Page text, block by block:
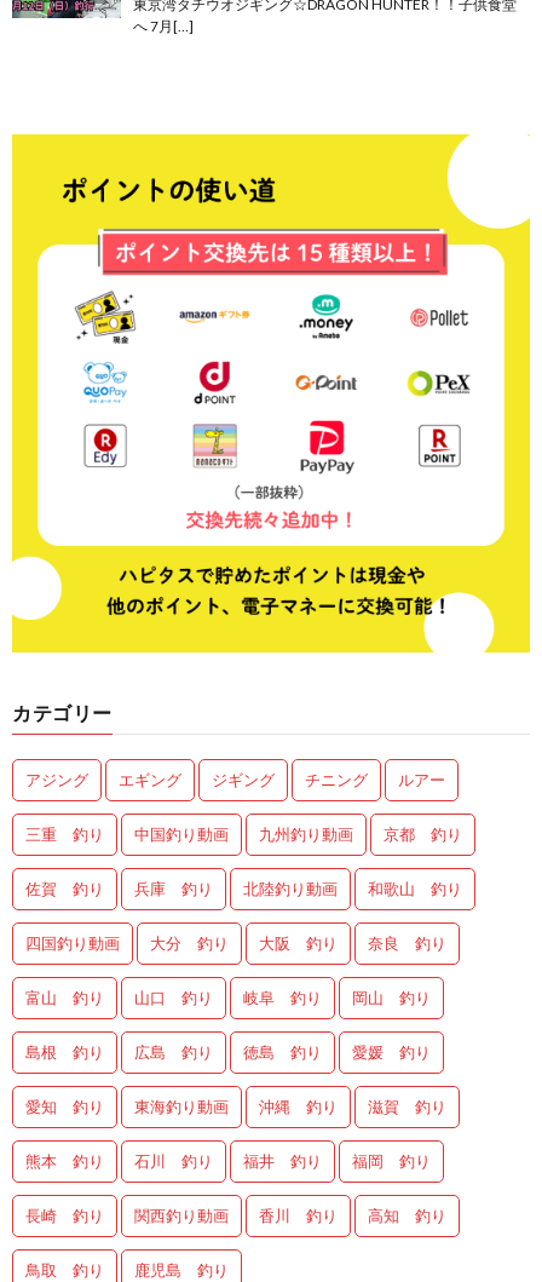
東京湾タチウオジギング☆DRAGON HUNTER！！子供食堂
へ 7月[…]
カテゴリー
アジング エギング ジギング チニング ルアー
三重 釣り 中国釣り動画 九州釣り動画 京都 釣り
佐賀 釣り 兵庫 釣り 北陸釣り動画 和歌山 釣り
四国釣り動画 大分 釣り 大阪 釣り 奈良 釣り
富山 釣り 山口 釣り 岐阜 釣り 岡山 釣り
島根 釣り 広島 釣り 徳島 釣り 愛媛 釣り
愛知 釣り 東海釣り動画 沖縄 釣り 滋賀 釣り
熊本 釣り 石川 釣り 福井 釣り 福岡 釣り
長崎 釣り 関西釣り動画 香川 釣り 高知 釣り
鳥取 釣り 鹿児島 釣り